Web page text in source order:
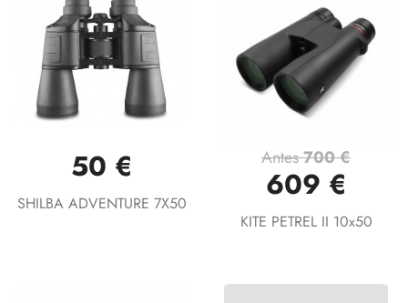
50 €
SHILBA ADVENTURE 7X50
Antes700 €
609 €
KITE PETREL II 10x50